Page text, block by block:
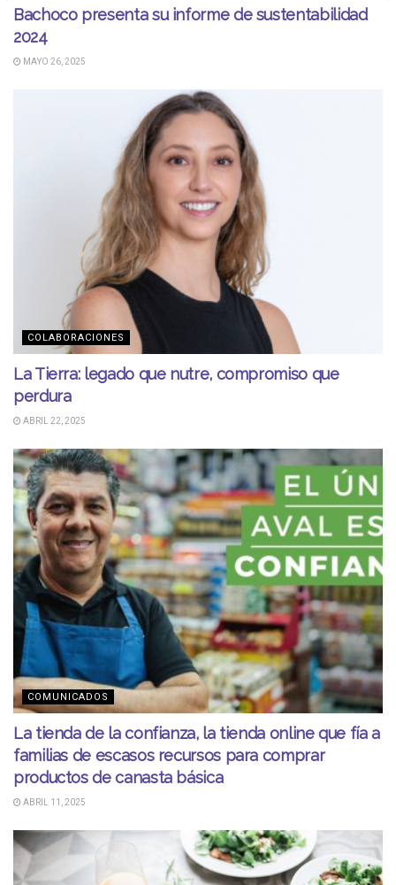
Bachoco presenta su informe de sustentabilidad
2024
MAYO 26, 2025
COLABORACIONES
La Tierra: legado que nutre, compromiso que
perdura
ABRIL 22, 2025
COMUNICADOS
La tienda de la confianza, la tienda online que fía a
familias de escasos recursos para comprar
productos de canasta básica
ABRIL 11, 2025